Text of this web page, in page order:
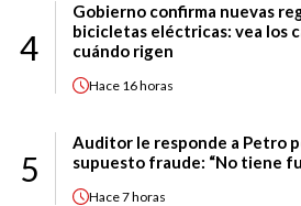
4
Gobierno confirma nuevas
bicicletas eléctricas: vea los
cuándo rigen
Hace 16 horas
5
Auditor le responde a Petro
supuesto fraude: “No tiene
Hace7 horas